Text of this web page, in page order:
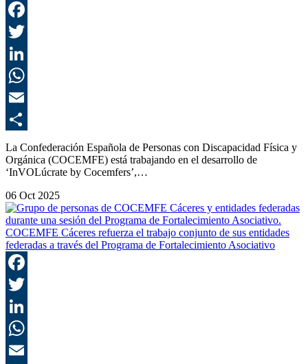
La Confederación Española de Personas con Discapacidad Física y
Orgánica (COCEMFE) está trabajando en el desarrollo de
‘InVOLúcrate by Cocemfers’,…
06 Oct 2025
COCEMFE Cáceres refuerza el trabajo conjunto de sus entidades
federadas a través del Programa de Fortalecimiento Asociativo